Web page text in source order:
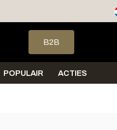
pijltjes op en neer om een
B2B
POPULAIR ACTIES